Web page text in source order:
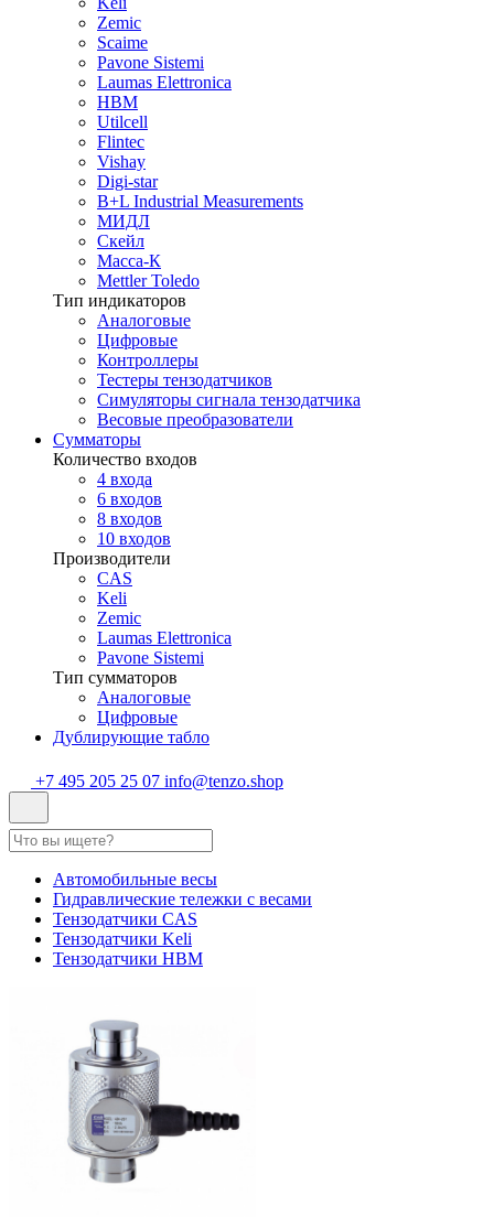
Zemic
Scaime
Pavone Sistemi
Laumas Elettronica
HBM
Utilcell
Flintec
Vishay
Digi-star
B+L Industrial Measurements
МИДЛ
Скейл
Масса-К
Mettler Toledo
Тип индикаторов
Аналоговые
Цифровые
Контроллеры
Тестеры тензодатчиков
Симуляторы сигнала тензодатчика
Весовые преобразователи
Сумматоры
Количество входов
4 входа
6 входов
8 входов
10 входов
Производители
CAS
Keli
Zemic
Laumas Elettronica
Pavone Sistemi
Тип сумматоров
Аналоговые
Цифровые
Дублирующие табло
+7 495 205 25 07 info@tenzo.shop
Автомобильные весы
Гидравлические тележки с весами
Тензодатчики CAS
Тензодатчики Keli
Тензодатчики HBM